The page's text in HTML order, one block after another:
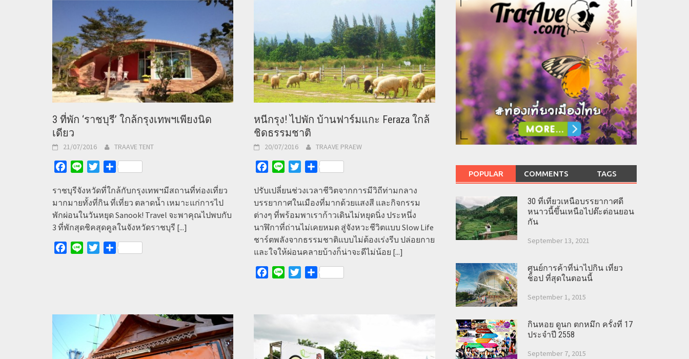
3 ที่พัก ‘ราชบุรี’ ใกล้กรุงเทพฯเพียงนิด
เดียว
21/07/2016 TRAAVE TENT
Facebook
Line TwitterShare
ราชบุรีจังหวัดที่ใกล้กับกรุงเทพฯมีสถานที่ท่องเที่ยว
มากมายทั้งที่กิน ที่เที่ยว ตลาดน้ำ เหมาะแก่การไป
พักผ่อนในวันหยุด Sanook! Travel จะพาคุณไปพบกับ
3 ที่พักสุดชิคสุดคูลในจังหวัดราชบุรี [...]
Facebook
Line TwitterShare
หนีกรุง! ไปพัก บ้านฟาร์มแกะ Feraza ใกล้
ชิดธรรมชาติ
20/07/2016 TRAAVE PRAEW
Facebook
Line TwitterShare
ปรับเปลี่ยนช่วงเวลาชีวิตจากการมีวิถีท่ามกลาง
บรรยากาศในเมืองที่มากด้วยแสงสี และกิจกรรม
ต่างๆ ที่พร้อมพาเราก้าวเดินไม่หยุดนิ่ง ประหนึ่ง
นาฬิกาที่ถ่านไม่เคยหมด สู่จังหวะชีวิตแบบ Slow Life
ชาร์ตพลังจากธรรมชาติแบบไม่ต้องเร่งรีบ ปล่อยกาย
และใจให้ผ่อนคลายบ้างก็น่าจะดีไม่น้อย [...]
Facebook
Line TwitterShare
POPULAR COMMENTS TAGS
30 ที่เที่ยวเหนือบรรยากาศดี
หนาวนี้ขึ้นเหนือไปต๊ะต่อนยอน
กัน
September 13, 2021
ศูนย์การค้าที่น่าไปกิน เที่ยว
ช็อป ที่สุดในตอนนี้
September 1, 2015
กินหอย ดูนก ตกหมึก ครั้งที่ 17
ประจำปี 2558
September 7, 2015